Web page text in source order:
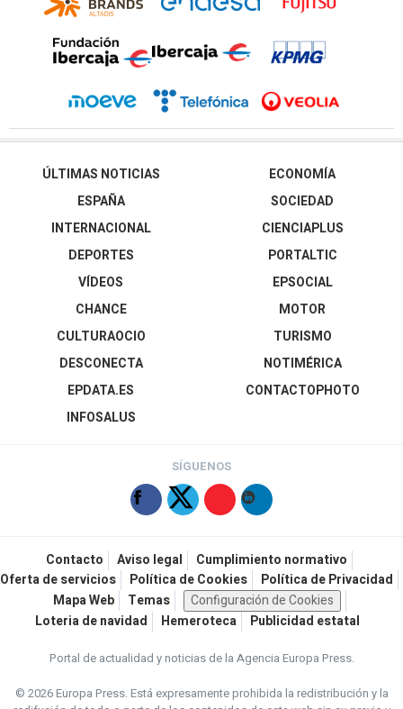
ÚLTIMAS NOTICIAS
ESPAÑA
INTERNACIONAL
DEPORTES
VÍDEOS
ECONOMÍA
SOCIEDAD
CIENCIAPLUS
PORTALTIC
EPSOCIAL
CHANCE
CULTURAOCIO
DESCONECTA
EPDATA.ES
INFOSALUS
MOTOR
TURISMO
NOTIMÉRICA
CONTACTOPHOTO
SÍGUENOS
Contacto Aviso legal
Cumplimiento normativo
Oferta de servicios
Política de Cookies
Política de Privacidad
Mapa Web
Temas
Configuración de Cookies
Loteria de navidad
Hemeroteca Publicidad estatal
Portal de actualidad y noticias de la Agencia Europa Press.
© 2026 Europa Press.Está expresamente prohibida la redistribución y la